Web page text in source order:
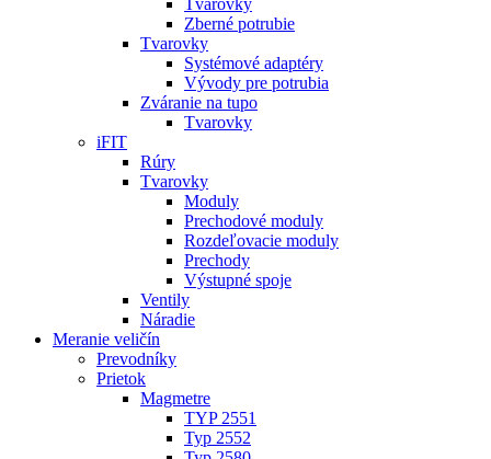
Tvarovky
Zberné potrubie
Tvarovky
Systémové adaptéry
Vývody pre potrubia
Zváranie na tupo
Tvarovky
iFIT
Rúry
Tvarovky
Moduly
Prechodové moduly
Rozdeľovacie moduly
Prechody
Výstupné spoje
Ventily
Náradie
Meranie veličín
Prevodníky
Prietok
Magmetre
TYP 2551
Typ 2552